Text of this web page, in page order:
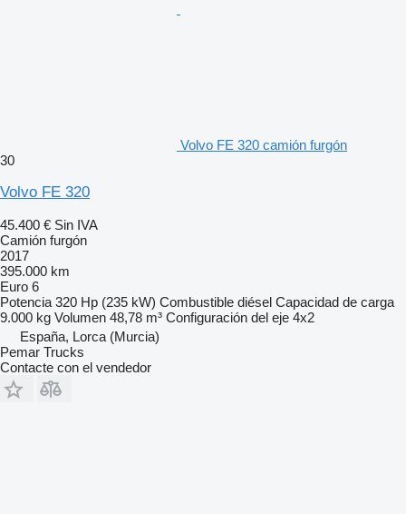
Volvo FE 320 camión furgón
30
Volvo FE 320
45.400 € Sin IVA
Camión furgón
2017
395.000 km
Euro 6
Potencia 320 Hp (235 kW) Combustible diésel Capacidad de carga
9.000 kg Volumen 48,78 m³ Configuración del eje 4x2
España, Lorca (Murcia)
Pemar Trucks
Contacte con el vendedor